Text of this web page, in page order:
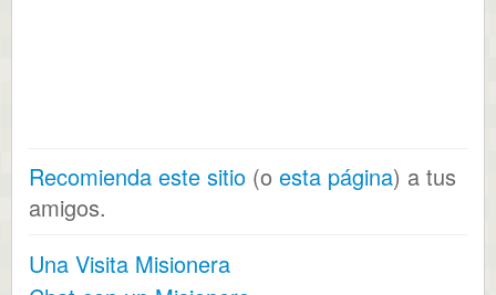
Recomienda este sitio (o esta página) a tus
amigos.
Una Visita Misionera